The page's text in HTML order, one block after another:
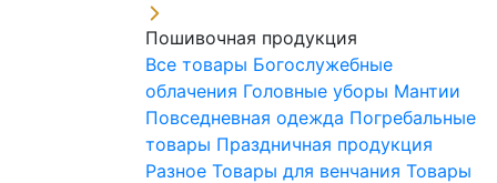
Пошивочная продукция
Все товары Богослужебные
облачения Головные уборы Мантии
Повседневная одежда Погребальные
товары Праздничная продукция
Разное Товары для венчания Товары